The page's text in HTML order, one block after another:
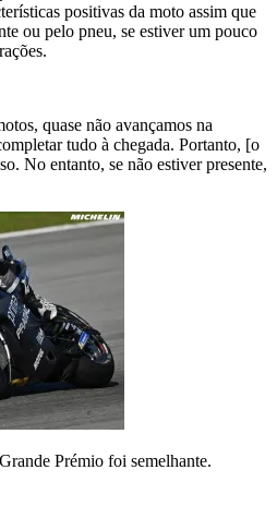
positivas da moto assim que
ou pelo pneu, se estiver um pouco
quase não avançamos na
tudo à chegada. Portanto, [o
No entanto, se não estiver presente,
Prémio foi semelhante.